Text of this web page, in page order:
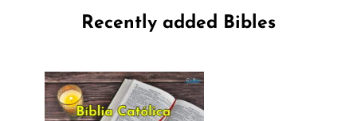
Recently added Bibles